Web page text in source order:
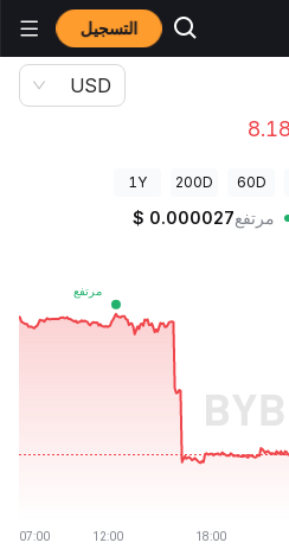
التسجيل
USD
60D
200D
1Y
مرتفع $ 0.000027